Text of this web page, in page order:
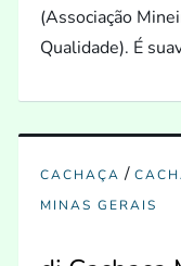
(Associação
Qualidade). É
CACHAÇA /
MINAS GERAIS